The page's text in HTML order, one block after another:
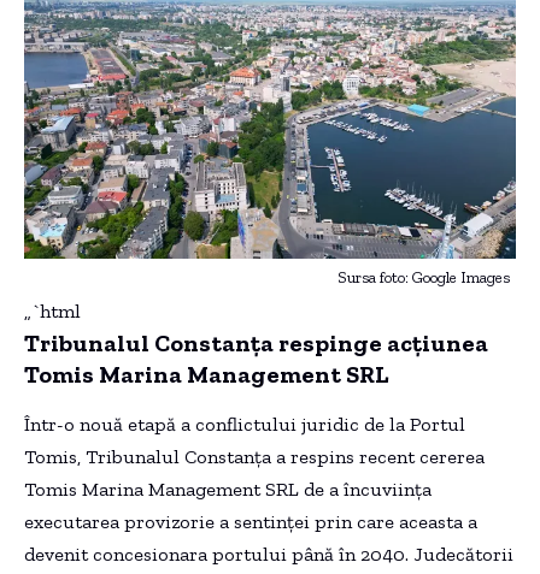
Sursa foto: Google Images
„`html
Tribunalul Constanța respinge acțiunea
Tomis Marina Management SRL
Într-o nouă etapă a conflictului juridic de la Portul
Tomis, Tribunalul Constanța a respins recent cererea
Tomis Marina Management SRL de a încuviința
executarea provizorie a sentinței prin care aceasta a
devenit concesionara portului până în 2040. Judecătorii